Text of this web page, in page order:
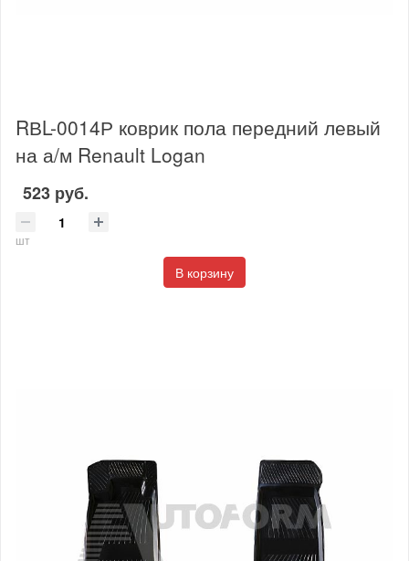
RВL-0014Р коврик пола передний левый
на а/м Renault Logan
523 руб.
шт
В корзину